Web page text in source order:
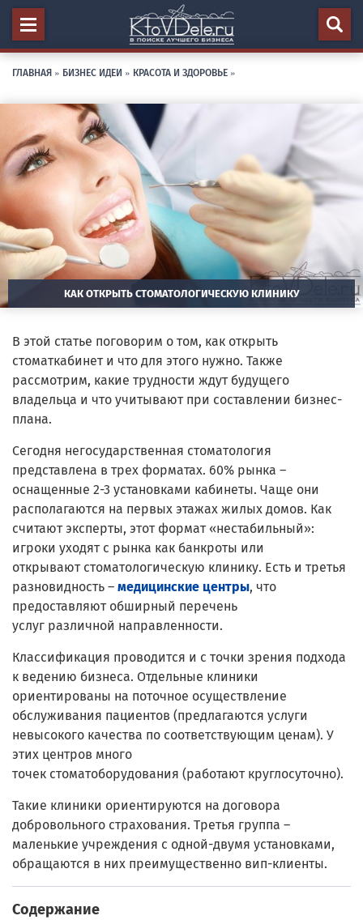
ГЛАВНАЯ » БИЗНЕС ИДЕИ » КРАСОТА И ЗДОРОВЬЕ »
КАК ОТКРЫТЬ СТОМАТОЛОГИЧЕСКУЮ КЛИНИКУ
В этой статье поговорим о том, как открыть
стоматкабинет и что для этого нужно. Также
рассмотрим, какие трудности ждут будущего
владельца и что учитывают при составлении бизнес-
плана.
Сегодня негосударственная стоматология
представлена в трех форматах. 60% рынка –
оснащенные 2-3 установками кабинеты. Чаще они
располагаются на первых этажах жилых домов. Как
считают эксперты, этот формат «нестабильный»:
игроки уходят с рынка как банкроты или
открывают стоматологическую клинику. Есть и третья
разновидность – медицинские центры, что
предоставляют обширный перечень
услуг различной направленности.
Классификация проводится и с точки зрения подхода
к ведению бизнеса. Отдельные клиники
ориентированы на поточное осуществление
обслуживания пациентов (предлагаются услуги
невысокого качества по соответствующим ценам). У
этих центров много
точек стоматоборудования (работают круглосуточно).
Такие клиники ориентируются на договора
добровольного страхования. Третья группа –
маленькие учреждения с одной-двумя установками,
обращаются в них преимущественно вип-клиенты.
Содержание